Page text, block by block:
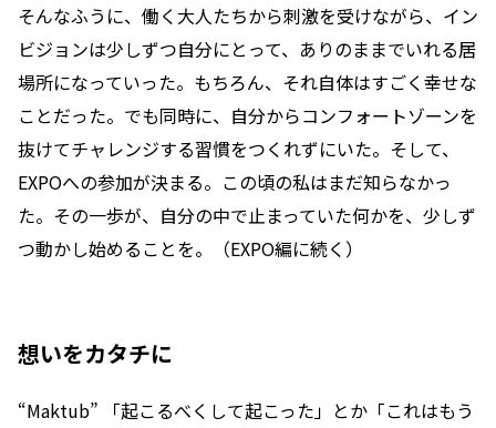
そんなふうに、働く大人たちから刺激を受けながら、イン
ビジョンは少しずつ自分にとって、ありのままでいれる居
場所になっていった。もちろん、それ自体はすごく幸せな
ことだった。でも同時に、自分からコンフォートゾーンを
抜けてチャレンジする習慣をつくれずにいた。そして、
EXPOへの参加が決まる。この頃の私はまだ知らなかっ
た。その一歩が、自分の中で止まっていた何かを、少しず
つ動かし始めることを。（EXPO編に続く）
想いをカタチに
“Maktub” 「起こるべくして起こった」とか「これはもう